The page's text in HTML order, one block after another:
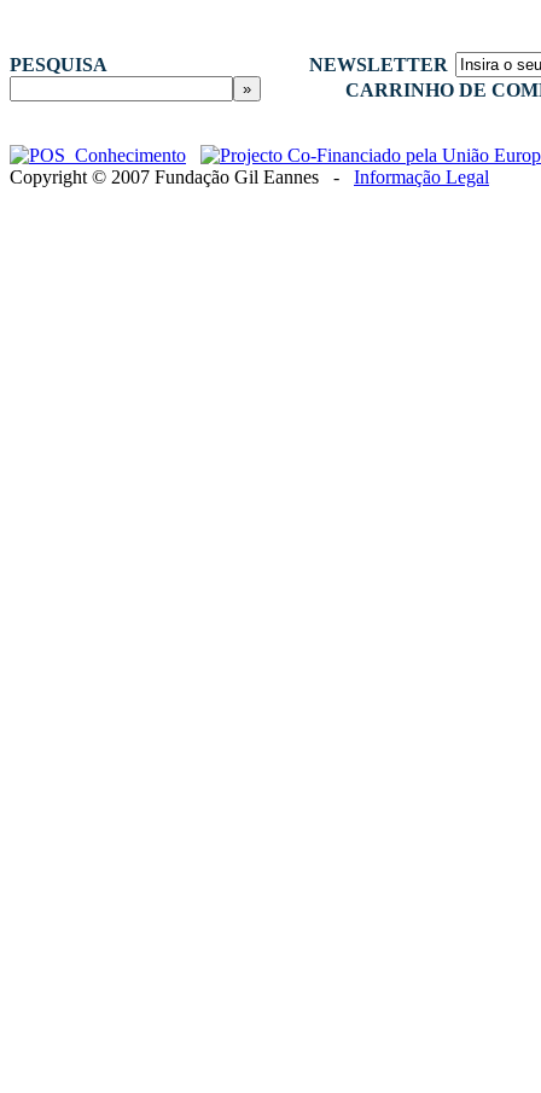
PESQUISA
NEWSLETTER
CARRINHO DE
Copyright © 2007 Fundação Gil Eannes - Informação Legal